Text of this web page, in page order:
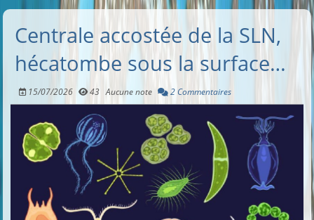
Centrale accostée de la SLN,
hécatombe sous la surface…
15/07/2026 43 Aucune note 2 Commentaires